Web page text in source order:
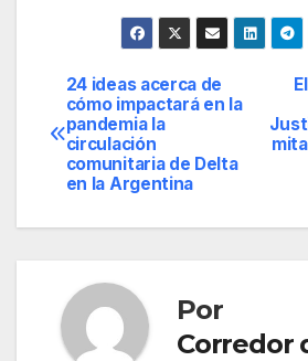
Navegación
de
entradas
24 ideas acerca de
cómo impactará en la
pandemia la
circulación
comunitaria de Delta
en la Argentina
Por
Corredor